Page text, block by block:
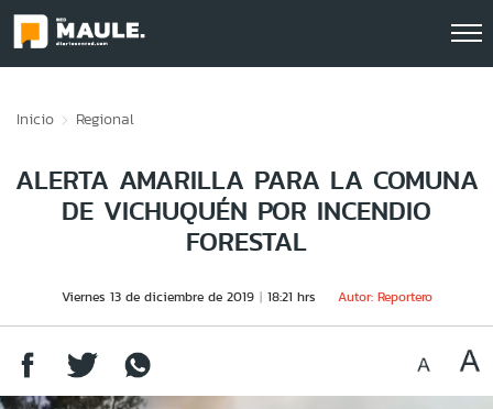
Inicio Regional
ALERTA AMARILLA PARA LA COMUNA
DE VICHUQUÉN POR INCENDIO
FORESTAL
Viernes 13 de diciembre de 2019 18:21 hrs Autor: Reportero